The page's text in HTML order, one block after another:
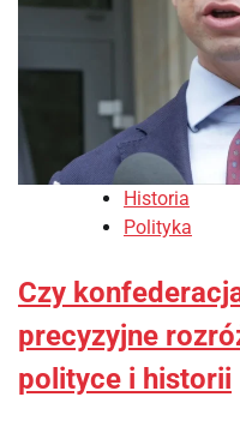
Historia
Polityka
Czy
precyzyjne
polityce i historii